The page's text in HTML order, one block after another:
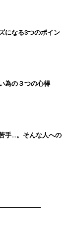
になる3つのポイン
為の３つの心得
手…。そんな人への